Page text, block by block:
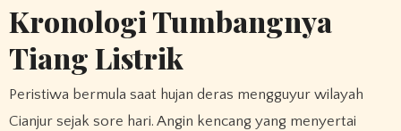
Kronologi Tumbangnya
Tiang Listrik
Peristiwa bermula saat hujan deras mengguyur wilayah
Cianjur sejak sore hari. Angin kencang yang menyertai